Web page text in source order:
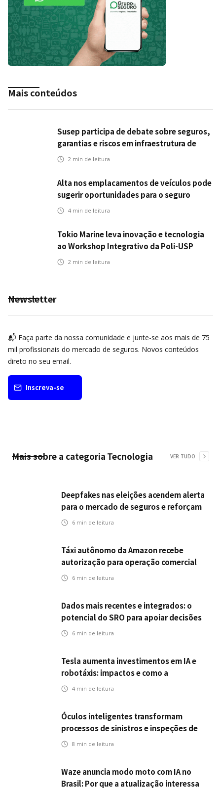
Mais conteúdos
Susep participa de debate sobre seguros,
garantias e riscos em infraestrutura de
transportes
2 min de leitura
Alta nos emplacamentos de veículos pode
sugerir oportunidades para o seguro
automotivo
4 min de leitura
Tokio Marine leva inovação e tecnologia
ao Workshop Integrativo da Poli-USP
2 min de leitura
Newsletter
📬 Faça parte da nossa comunidade e junte-se aos mais de 75
mil profissionais do mercado de seguros. Novos conteúdos
direto no seu email.
Inscreva-se
Mais sobre a categoria Tecnologia VER TUDO
Deepfakes nas eleições acendem alerta
para o mercado de seguros e reforçam
desafios da inteligência artificial
6 min de leitura
Táxi autônomo da Amazon recebe
autorização para operação comercial
nos EUA: como a circulação desses
6 min de leitura
Dados mais recentes e integrados: o
potencial do SRO para apoiar decisões
nas seguradoras
6 min de leitura
Tesla aumenta investimentos em IA e
robotáxis: impactos e como a
mobilidade autônoma transforma o
4 min de leitura
Óculos inteligentes transformam
processos de sinistros e inspeções de
seguros
8 min de leitura
Waze anuncia modo moto com IA no
Brasil: Por que a atualização interessa